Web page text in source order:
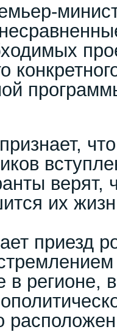
верят,
их
приезд
в регионе,